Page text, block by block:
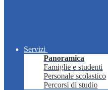
Servizi
Panoramica
Famiglie e studenti
Personale scolastico
Percorsi di studio